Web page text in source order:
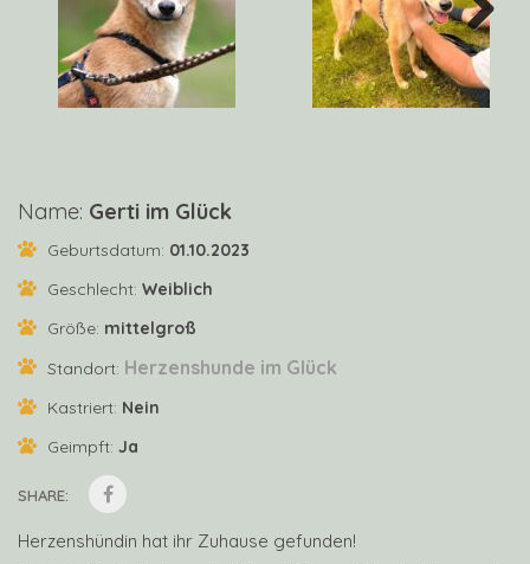
Next
Name: Gerti im Glück
Geburtsdatum: 01.10.2023
Geschlecht: Weiblich
Größe: mittelgroß
Standort: Herzenshunde im Glück
Kastriert: Nein
Geimpft: Ja
SHARE:
Herzenshündin hat ihr Zuhause gefunden!